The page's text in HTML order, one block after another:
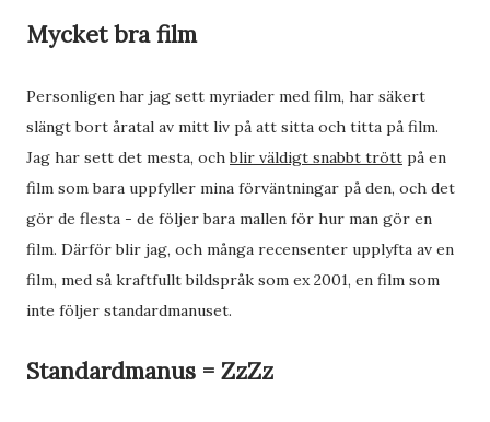
Mycket bra film
Personligen har jag sett myriader med film, har säkert
slängt bort åratal av mitt liv på att sitta och titta på film.
Jag har sett det mesta, ochblir väldigt snabbt trött på en
film som bara uppfyller mina förväntningar på den, och det
gör de flesta - de följer bara mallen för hur man gör en
film. Därför blir jag, och många recensenter upplyfta av en
film, med så kraftfullt bildspråk som ex 2001, en film som
inte följer standardmanuset.
Standardmanus = ZzZz